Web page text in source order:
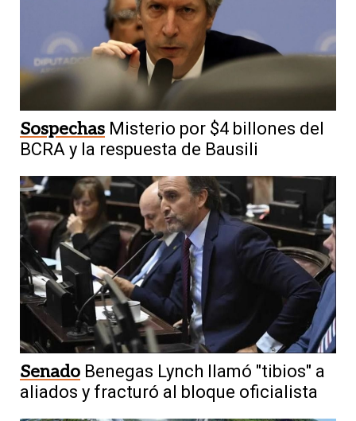
Sospechas Misterio por $4 billones del
BCRA y la respuesta de Bausili
Senado Benegas Lynch llamó "tibios" a
aliados y fracturó al bloque oficialista